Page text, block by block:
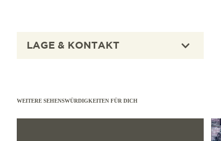
LAGE & KONTAKT
WEITERE SEHENSWÜRDIGKEITEN FÜR DICH
mehr